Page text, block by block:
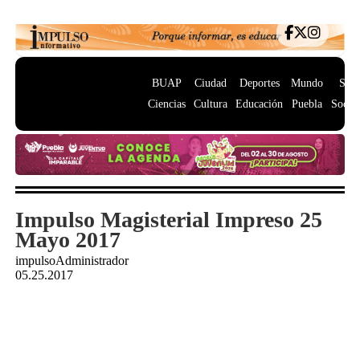
BUAP
Ciencias
Ciudad
Cultura
Deportes
Educación
Mundo
Puebla
Impulso Magisterial Impreso 25
Mayo 2017
impulsoAdministrador
05.25.2017